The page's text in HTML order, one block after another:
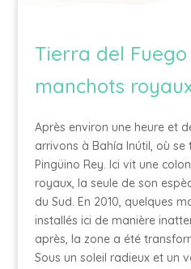
Tierra del
manchots
Après environ une heure et
arrivons à Bahía Inútil, où
Pingüino Rey. Ici vit une
royaux, la seule de son
du Sud. En 2010, quelques
installés ici de manière
après, la zone a été
Sous un soleil radieux et un